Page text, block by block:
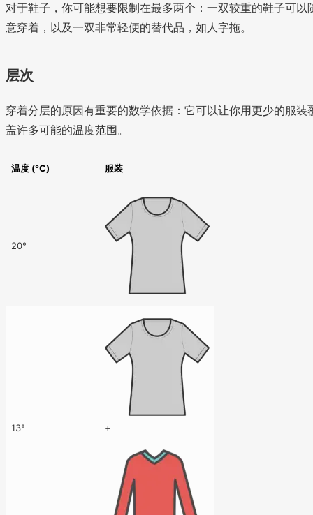
对于鞋子，你可能想要限制在最多两个：一双较重的鞋子可以
意穿着，以及一双非常轻便的替代品，如人字拖。
层次
穿着分层的原因有重要的数学依据：它可以让你用更少的服装
盖许多可能的温度范围。
温度 (°C) 服装
20°
13° +